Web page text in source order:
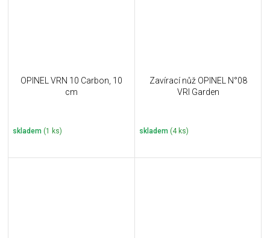
OPINEL VRN 10 Carbon, 10
cm
skladem (1 ks)
Zavírací nůž OPINEL N°08
VRI Garden
skladem (4 ks)